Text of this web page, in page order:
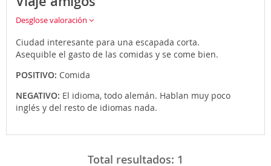
Desglose valoración
Ciudad interesante para una escapada corta.
Asequible el gasto de las comidas y se come bien.
POSITIVO: Comida
NEGATIVO: El idioma, todo alemán. Hablan muy poco
inglés y del resto de idiomas nada.
Total resultados: 1